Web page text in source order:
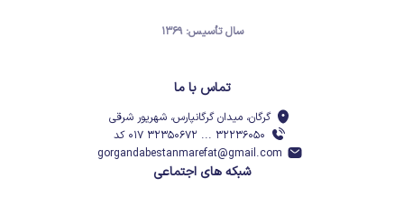
سال تأسیس: ۱۳۶۹
تماس با ما
گرگان، میدان گرگانپارس، شهریور شرقی
۳۲۲۳۶۰۵۰ ... ۳۲۳۵۰۶۷۲ ۰۱۷ کد
gorgandabestanmarefat@gmail.com
شبکه های اجتماعی